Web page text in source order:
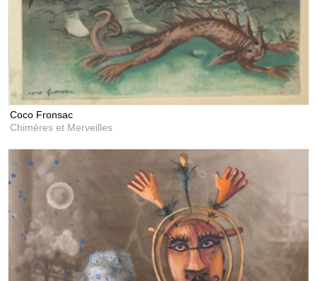
Coco Fronsac
Chimères et Merveilles